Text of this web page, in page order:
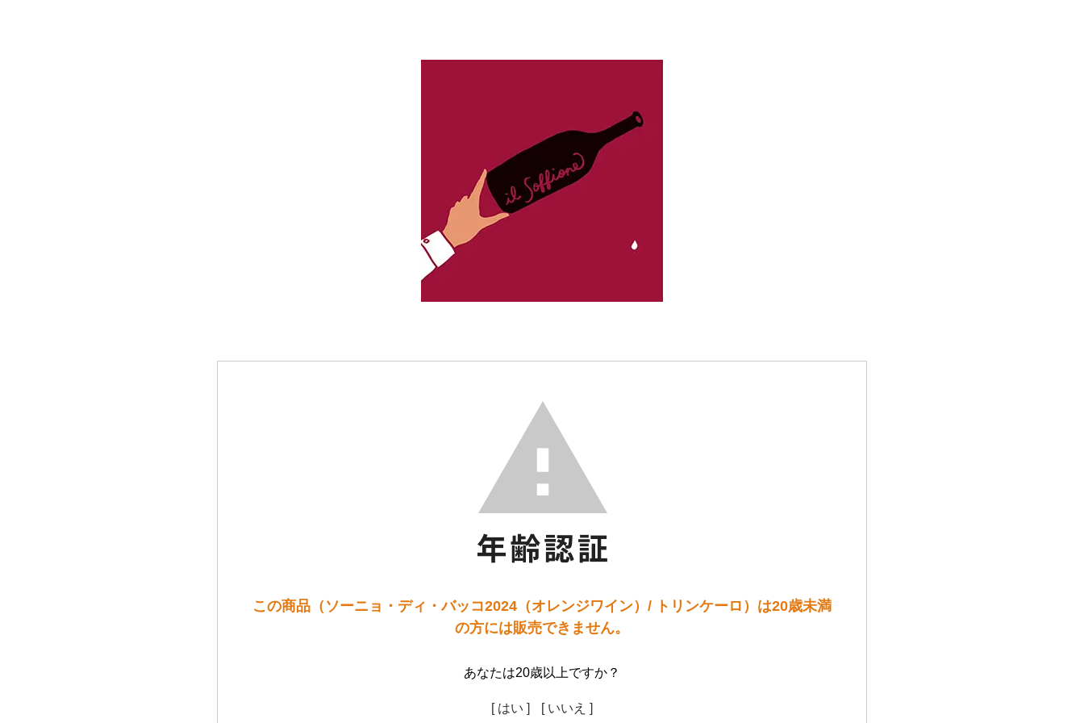
この商品（ソーニョ・ディ・バッコ2024（オレンジワイン）/ トリンケーロ）は20歳未満
の方には販売できません。
あなたは20歳以上ですか？
[ はい ] [ いいえ ]